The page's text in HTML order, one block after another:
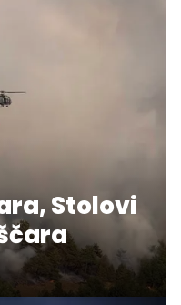
Stolovi